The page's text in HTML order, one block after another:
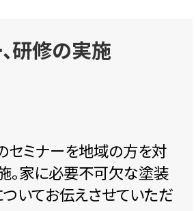
研修の実施
セミナーを地域の方を対
。家に必要不可欠な塗装
ついてお伝えさせていただ